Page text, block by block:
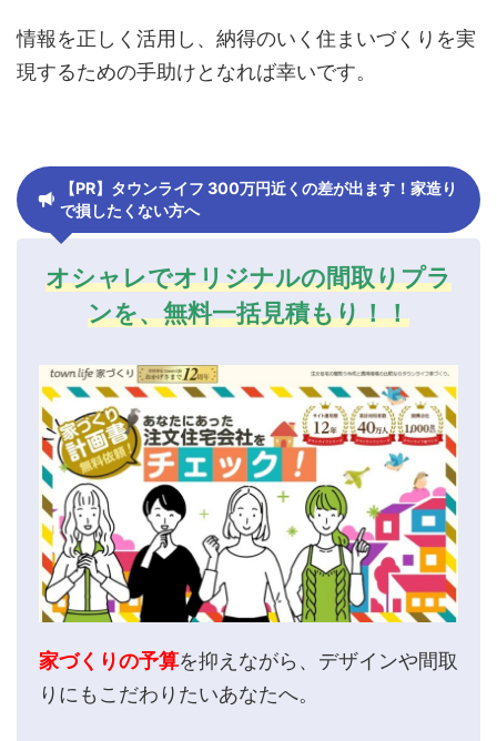
情報を正しく活用し、納得のいく住まいづくりを実
現するための手助けとなれば幸いです。
【PR】タウンライフ 300万円近くの差が出ます！家造り
で損したくない方へ
オシャレでオリジナルの間取りプラ
ンを、無料一括見積もり！！
家づくりの予算を抑えながら、デザインや間取
りにもこだわりたいあなたへ。